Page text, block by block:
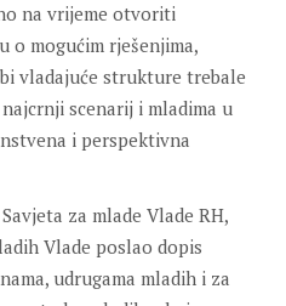
na vrijeme otvoriti
mogućim rješenjima,
vladajuće strukture trebale
scenarij i mladima u
i perspektivna
za mlade Vlade RH,
Vlade poslao dopis
udrugama mladih i za